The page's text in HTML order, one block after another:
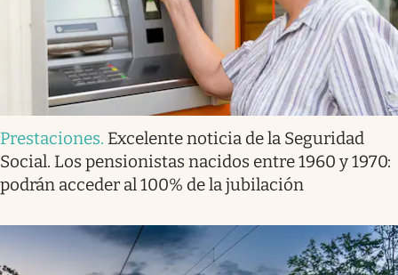
Prestaciones. Excelente noticia de la Seguridad
Social. Los pensionistas nacidos entre 1960 y 1970:
podrán acceder al 100% de la jubilación